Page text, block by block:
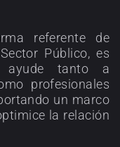
referente de
Público, es
ayude tanto a
profesionales
un marco
la relación